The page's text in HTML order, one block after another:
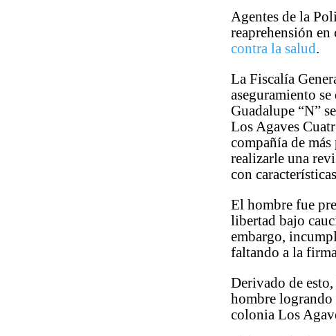
Agentes de la
reaprehensión
contra la salud.
La Fiscalía
aseguramiento
Guadalupe “N”
Los Agaves
compañía de
realizarle una
con
El hombre fue
libertad bajo
embargo,
faltando a la
Derivado de
hombre logrando
colonia Los